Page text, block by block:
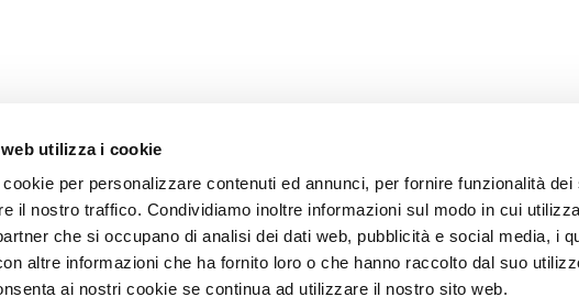
utilizza i cookie
per personalizzare contenuti ed annunci, per fornire funzionalità dei
il nostro traffico. Condividiamo inoltre informazioni sul modo in cui
che si occupano di analisi dei dati web, pubblicità e social media, i
altre informazioni che ha fornito loro o che hanno raccolto dal suo
ai nostri cookie se continua ad utilizzare il nostro sito web.